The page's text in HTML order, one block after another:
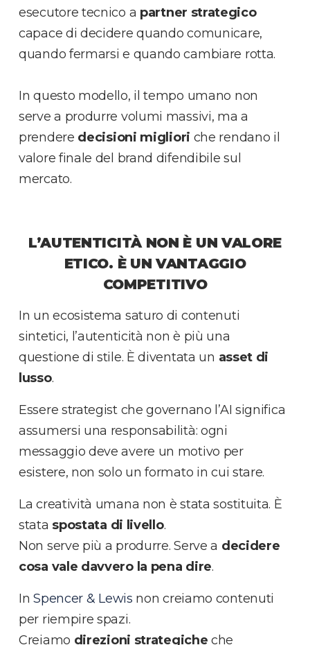
esecutore tecnico a partner strategico
capace di decidere quando comunicare,
quando fermarsi e quando cambiare rotta.
In questo modello, il tempo umano non
serve a produrre volumi massivi, ma a
prendere decisioni migliori che rendano il
valore finale del brand difendibile sul
mercato.
L’AUTENTICITÀ NON È UN VALORE
ETICO. È UN VANTAGGIO
COMPETITIVO
In un ecosistema saturo di contenuti
sintetici, l’autenticità non è più una
questione di stile. È diventata un asset di
lusso.
Essere strategist che governano l’AI significa
assumersi una responsabilità: ogni
messaggio deve avere un motivo per
esistere, non solo un formato in cui stare.
La creatività umana non è stata sostituita. È
stata spostata di livello.
Non serve più a produrre. Serve a decidere
cosa vale davvero la pena dire.
InSpencer & Lewis non creiamo contenuti
per riempire spazi.
Creiamo direzioni strategiche che